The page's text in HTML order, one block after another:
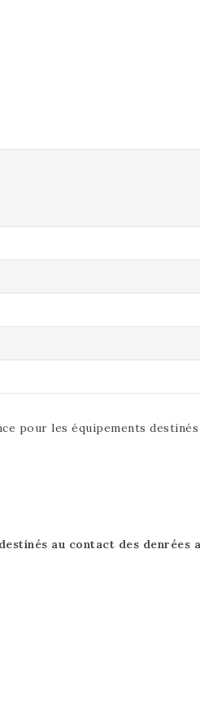
pour les équipements
au contact des denrées